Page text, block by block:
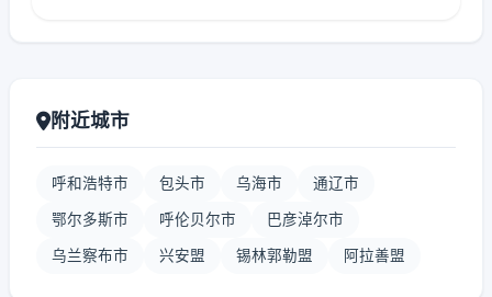
附近城市
呼和浩特市 包头市 乌海市 通辽市
鄂尔多斯市 呼伦贝尔市 巴彦淖尔市
乌兰察布市 兴安盟 锡林郭勒盟 阿拉善盟